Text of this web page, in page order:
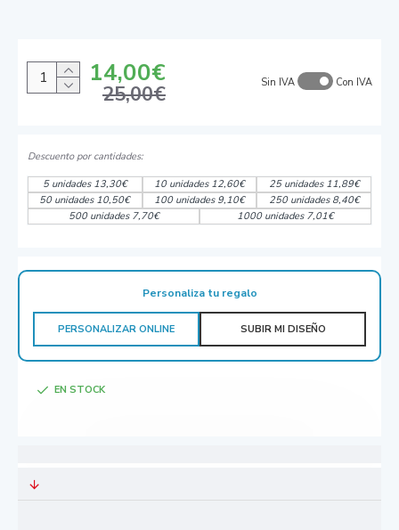
14,00€
25,00€ Sin IVA Con IVA
5 unidades 13,30€ 10 unidades 12,60€
25 unidades 11,89€
50 unidades 10,50€
100 unidades 9,10€
250 unidades 8,40€
500 unidades 7,70€
1000 unidades 7,01€
EN STOCK
Personaliza tu regalo
PERSONALIZAR ONLINE SUBIR MI DISEÑO